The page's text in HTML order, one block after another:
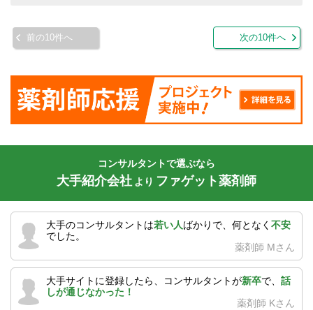
前の10件へ 次の10件へ
コンサルタントで選ぶなら
大手紹介会社 より ファゲット薬剤師
大手のコンサルタントは若い人ばかりで、何となく 不安
でした。
薬剤師 Mさん
大手サイトに登録したら、コンサルタントが新卒で、 話
しが通じなかった！
薬剤師 Kさん